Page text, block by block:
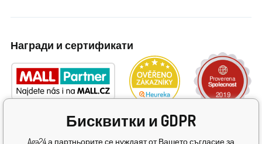
Награди и сертификати
Бисквитки и GDPR
Aga24 а партньорите се нуждаят от Вашето съгласие за